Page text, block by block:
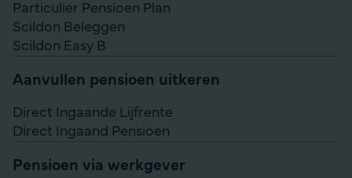
Particulier Pensioen Plan
Scildon Beleggen
Scildon Easy B
Aanvullen pensioen uitkeren
Direct Ingaande Lijfrente
Direct Ingaand Pensioen
Pensioen via werkgever